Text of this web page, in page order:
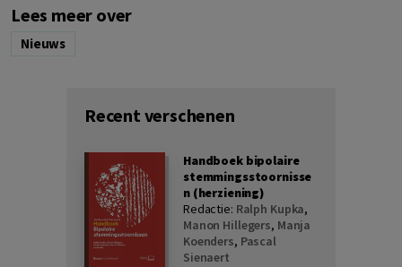
Lees meer over
Nieuws
Recent verschenen
Handboek bipolaire
stemmingsstoornisse
n (herziening)
Redactie: Ralph Kupka,
Manon Hillegers, Manja
Koenders, Pascal
Sienaert